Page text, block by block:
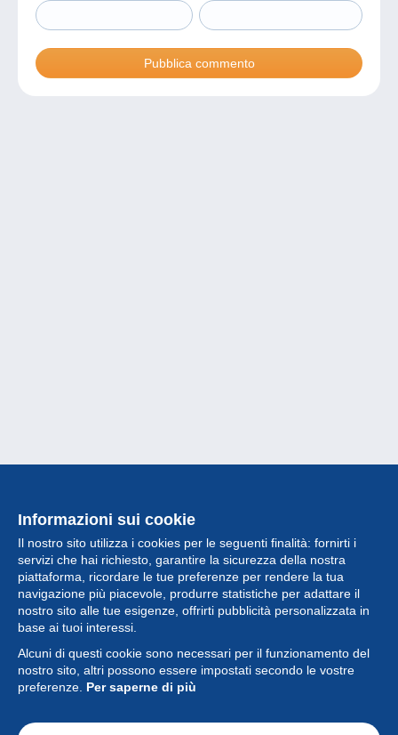
Informazioni sui cookie
Il nostro sito utilizza i cookies per le seguenti finalità: fornirti i
servizi che hai richiesto, garantire la sicurezza della nostra
piattaforma, ricordare le tue preferenze per rendere la tua
navigazione più piacevole, produrre statistiche per adattare il
nostro sito alle tue esigenze, offrirti pubblicità personalizzata in
base ai tuoi interessi.
Alcuni di questi cookie sono necessari per il funzionamento del
nostro sito, altri possono essere impostati secondo le vostre
preferenze. Per saperne di più
Collezione
Novità
Funzione